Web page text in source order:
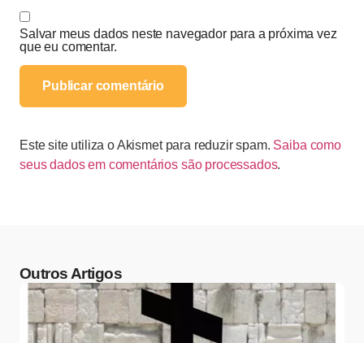
Salvar meus dados neste navegador para a próxima vez
que eu comentar.
Este site utiliza o Akismet para reduzir spam. Saiba como
seus dados em comentários são processados.
Outros Artigos